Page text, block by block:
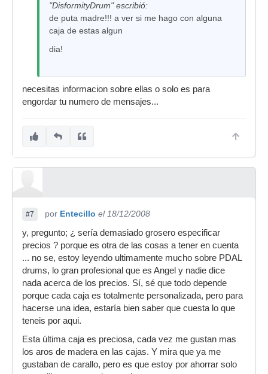
"DisformityDrum" escribió:
de puta madre!!! a ver si me hago con alguna
caja de estas algun
dia!
necesitas informacion sobre ellas o solo es para
engordar tu numero de mensajes...
#7 por Entecillo el 18/12/2008
y, pregunto; ¿ sería demasiado grosero especificar
precios ? porque es otra de las cosas a tener en cuenta
... no se, estoy leyendo ultimamente mucho sobre PDAL
drums, lo gran profesional que es Angel y nadie dice
nada acerca de los precios. Sí, sé que todo depende
porque cada caja es totalmente personalizada, pero para
hacerse una idea, estaría bien saber que cuesta lo que
teneis por aqui.
Esta última caja es preciosa, cada vez me gustan mas
los aros de madera en las cajas. Y mira que ya me
gustaban de carallo, pero es que estoy por ahorrar solo